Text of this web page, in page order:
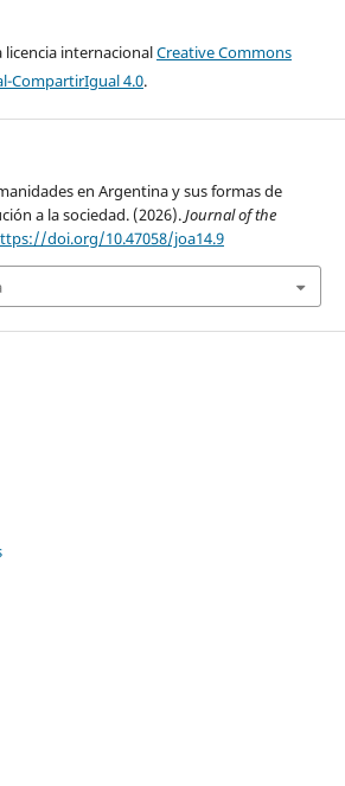
licencia internacionalCreative Commons
CompartirIgual 4.0.
en Argentina y sus formas de
a la sociedad. (2026).Journal of the
doi.org/10.47058/joa14.9